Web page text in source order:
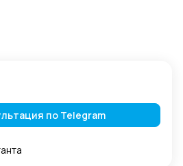
по Telegram